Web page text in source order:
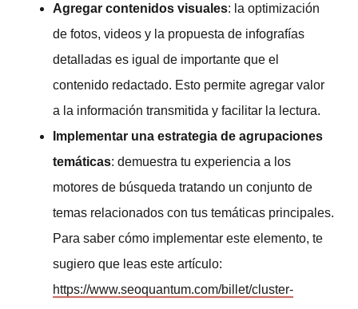
Agregar contenidos visuales: la optimización
de fotos, videos y la propuesta de infografías
detalladas es igual de importante que el
contenido redactado. Esto permite agregar valor
a la información transmitida y facilitar la lectura.
Implementar una estrategia de agrupaciones
temáticas: demuestra tu experiencia a los
motores de búsqueda tratando un conjunto de
temas relacionados con tus temáticas principales.
Para saber cómo implementar este elemento, te
sugiero que leas este artículo:
https://www.seoquantum.com/billet/cluster-